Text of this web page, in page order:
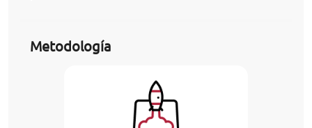
Metodología